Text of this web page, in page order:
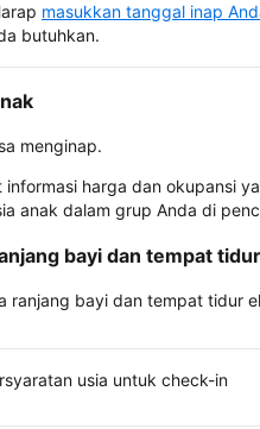
masukkan tanggal inap
butuhkan.
menginap.
informasi harga dan okupansi
anak dalam grup Anda di
bayi dan tempat
ranjang bayi dan tempat tidur
usia untuk check-in